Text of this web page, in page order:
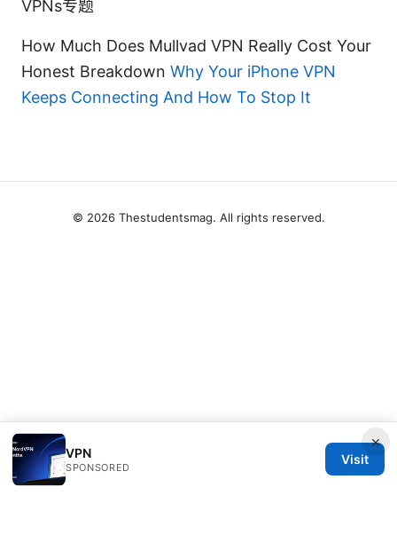
VPNs专题
How Much Does Mullvad VPN Really Cost Your
Honest Breakdown Why Your iPhone VPN
Keeps Connecting And How To Stop It
×
VPN
SPONSORED
Visit
© 2026 Thestudentsmag. All rights reserved.